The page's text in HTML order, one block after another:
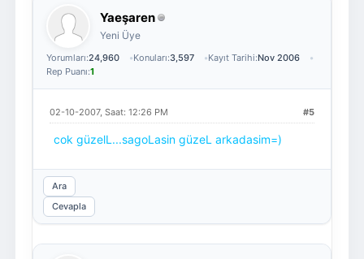
Yaeşaren
Yeni Üye
Yorumları:24,960 Konuları:3,597 Kayıt Tarihi:Nov 2006
Rep Puanı:1
#5
02-10-2007, Saat: 12:26 PM
cok güzelL...sagoLasin güzeL arkadasim=)
Ara
Cevapla